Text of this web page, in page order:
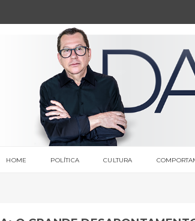
HOME POLÍTICA CULTURA